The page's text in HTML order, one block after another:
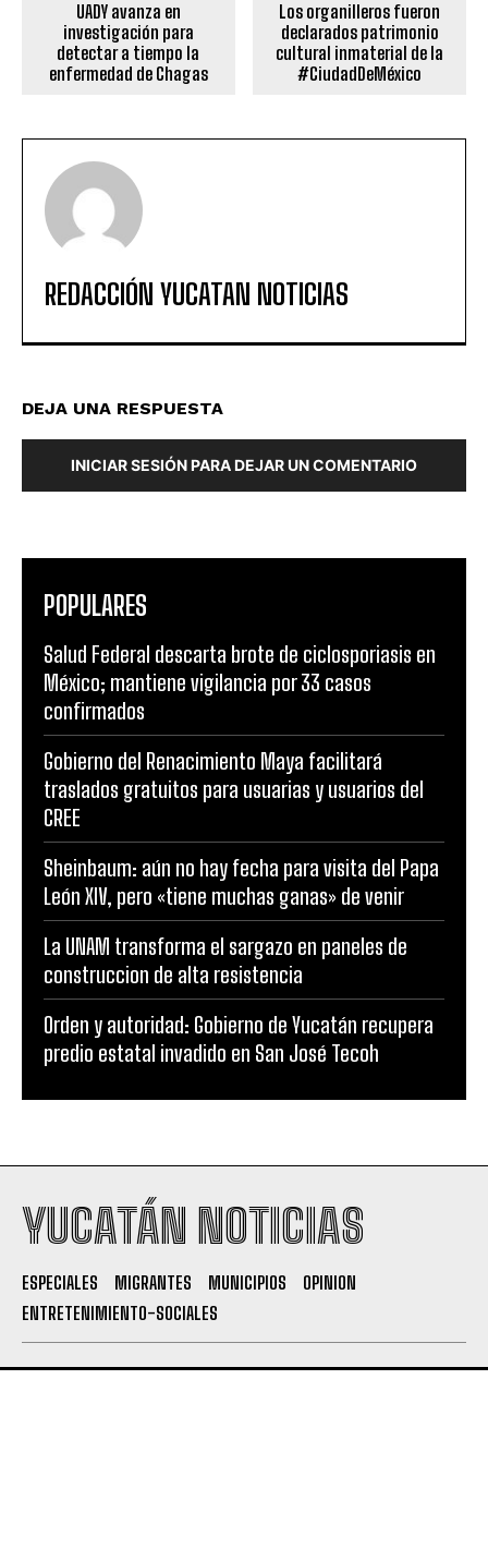
UADY avanza en
investigación para
detectar a tiempo la
enfermedad de Chagas
Los organilleros fueron
declarados patrimonio
cultural inmaterial de la
#CiudadDeMéxico
REDACCIÓN YUCATAN NOTICIAS
DEJA UNA RESPUESTA
INICIAR SESIÓN PARA DEJAR UN COMENTARIO
POPULARES
Salud Federal descarta brote de ciclosporiasis en
México; mantiene vigilancia por 33 casos
confirmados
Gobierno del Renacimiento Maya facilitará
traslados gratuitos para usuarias y usuarios del
CREE
Sheinbaum: aún no hay fecha para visita del Papa
León XIV, pero «tiene muchas ganas» de venir
La UNAM transforma el sargazo en paneles de
construccion de alta resistencia
Orden y autoridad: Gobierno de Yucatán recupera
predio estatal invadido en San José Tecoh
YUCATÁN NOTICIAS
ESPECIALES MIGRANTES MUNICIPIOS
OPINION
ENTRETENIMIENTO-SOCIALES